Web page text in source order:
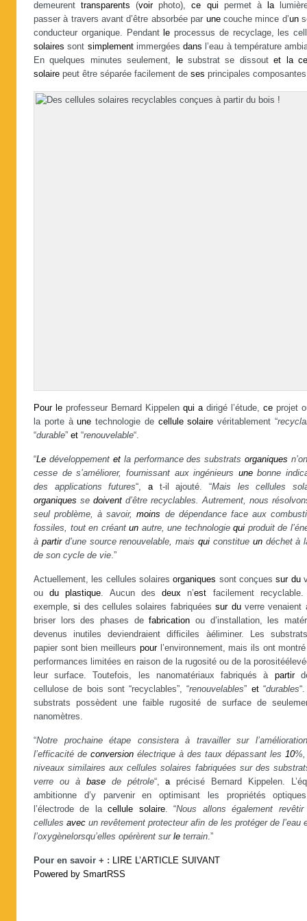
demeurenttransparents (voirphoto),ce qui permet à la
passer à travers avant d’être absorbée par unecouche mince d’un
conducteur organique. Pendant le processus de recyclage, les
solaires sont simplementimmergées dans l’eau à température
En quelques minutes seulement,
lesubstrat se dissoutet la
solaire peut être séparée facilement de ses principales
Pour le professeur Bernard Kippelen qui adirigé l’étude, ce projet
la porte àune technologie de cellule solaire véritablement “
“durable” et “renouvelable“.
“Le développement etla performance des substratsorganiques
cesse de s’améliorer, fournissant aux ingénieurs unebonne
des applications futures“,at-il ajouté. “Mais les cellules
organiques se doivent d’être recyclables. Autrement, nous
seul problème, à savoir,moins de dépendance face aux
fossiles, tout en créantun autre, une technologiequi produit de
à partird’une source renouvelable, maisqui constitue undéchet à
de son cycle de vie.”
Actuellement, les cellules solairesorganiques sont conçuessur du
oudu plastique. Aucun desdeux n’est facilement
exemple,si des cellules solaires fabriquéessur duverre venaient
briser lors des phases defabrication ou d’installation, les
devenus inutiles deviendraient difficiles àéliminer. Les
papier sont bien meilleurs pourl’environnement, mais ils ont
performances limitées en raison de la rugosité ou de la
leur surface. Toutefois, les nanomatériaux fabriqués à partir
cellulose de bois sont “recyclables”, “renouvelables” et“durables
substrats possèdent une faible rugosité de surface de
nanomètres.
“Notre prochaine étape consistera à travailler sur
l’efficacité de conversion électrique à des taux dépassant les 10
niveaux similaires aux cellules solaires fabriquées sur des
verre ou à basede pétrole“,aprécisé Bernard Kippelen.
ambitionne d’y parvenir en optimisant les propriétés
l’électrode de lacellule solaire. “Nous allons également
cellulesavec un revêtement protecteur afin de les protéger de l’eau
l’oxygènelorsqu’elles opérèrent sur le terrain.”
Pour en savoir + : LIRE L’ARTICLE SUIVANT
Powered by SmartRSS